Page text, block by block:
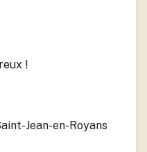
!
Jean-en-Royans